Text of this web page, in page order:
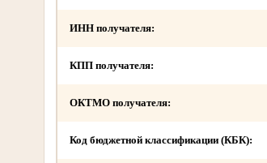
ИНН получателя:
КПП получателя:
ОКТМО получателя:
Код бюджетной классификации (КБК):